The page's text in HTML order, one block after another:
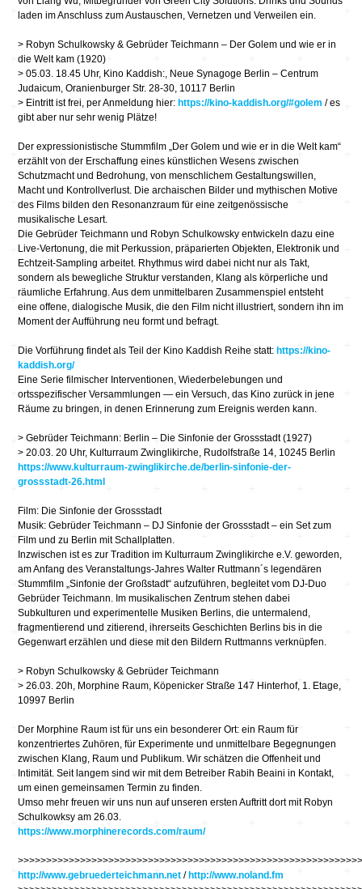
laden im Anschluss zum Austauschen, Vernetzen und Verweilen ein.
> Robyn Schulkowsky & Gebrüder Teichmann – Der Golem und wie er in
die Welt kam (1920)
> 05.03. 18.45 Uhr, Kino Kaddish:, Neue Synagoge Berlin – Centrum
Judaicum, Oranienburger Str. 28-30, 10117 Berlin
> Eintritt ist frei, per Anmeldung hier: https://kino-kaddish.org/#golem / es
gibt aber nur sehr wenig Plätze!
Der expressionistische Stummfilm „Der Golem und wie er in die Welt kam“
erzählt von der Erschaffung eines künstlichen Wesens zwischen
Schutzmacht und Bedrohung, von menschlichem Gestaltungswillen,
Macht und Kontrollverlust. Die archaischen Bilder und mythischen Motive
des Films bilden den Resonanzraum für eine zeitgenössische
musikalische Lesart.
Die Gebrüder Teichmann und Robyn Schulkowsky entwickeln dazu eine
Live-Vertonung, die mit Perkussion, präparierten Objekten, Elektronik und
Echtzeit-Sampling arbeitet. Rhythmus wird dabei nicht nur als Takt,
sondern als bewegliche Struktur verstanden, Klang als körperliche und
räumliche Erfahrung. Aus dem unmittelbaren Zusammenspiel entsteht
eine offene, dialogische Musik, die den Film nicht illustriert, sondern ihn im
Moment der Aufführung neu formt und befragt.
Die Vorführung findet als Teil der Kino Kaddish Reihe statt: https://kino-
kaddish.org/
Eine Serie filmischer Interventionen, Wiederbelebungen und
ortsspezifischer Versammlungen — ein Versuch, das Kino zurück in jene
Räume zu bringen, in denen Erinnerung zum Ereignis werden kann.
> Gebrüder Teichmann: Berlin – Die Sinfonie der Grossstadt (1927)
> 20.03. 20 Uhr, Kulturraum Zwinglikirche, Rudolfstraße 14, 10245 Berlin
https://www.kulturraum-zwinglikirche.de/berlin-sinfonie-der-
grossstadt-26.html
Film: Die Sinfonie der Grossstadt
Musik: Gebrüder Teichmann – DJ Sinfonie der Grossstadt – ein Set zum
Film und zu Berlin mit Schallplatten.
Inzwischen ist es zur Tradition im Kulturraum Zwinglikirche e.V. geworden,
am Anfang des Veranstaltungs-Jahres Walter Ruttmann´s legendären
Stummfilm „Sinfonie der Großstadt“ aufzuführen, begleitet vom DJ-Duo
Gebrüder Teichmann. Im musikalischen Zentrum stehen dabei
Subkulturen und experimentelle Musiken Berlins, die untermalend,
fragmentierend und zitierend, ihrerseits Geschichten Berlins bis in die
Gegenwart erzählen und diese mit den Bildern Ruttmanns verknüpfen.
> Robyn Schulkowsky & Gebrüder Teichmann
> 26.03. 20h, Morphine Raum, Köpenicker Straße 147 Hinterhof, 1. Etage,
10997 Berlin
Der Morphine Raum ist für uns ein besonderer Ort: ein Raum für
konzentriertes Zuhören, für Experimente und unmittelbare Begegnungen
zwischen Klang, Raum und Publikum. Wir schätzen die Offenheit und
Intimität. Seit langem sind wir mit dem Betreiber Rabih Beaini in Kontakt,
um einen gemeinsamen Termin zu finden.
Umso mehr freuen wir uns nun auf unseren ersten Auftritt dort mit Robyn
Schulkowksy am 26.03.
https://www.morphinerecords.com/raum/
http://www.gebruederteichmann.net / http://www.noland.fm